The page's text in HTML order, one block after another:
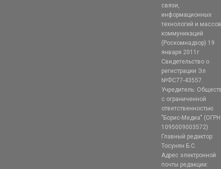
связи,
информационных
технологий и
коммуникаций
(Роскомнадзор) 19
января 2011г.
Свидетельство о
регистрации Эл
№ФС77-43557.
Учредитель:
с ограниченной
ответственностью
"Борис-Медиа" (ОГРН
1095009003572)
Главный редактор:
Тосунян Б.С.
Адрес электронной
почты редакции: